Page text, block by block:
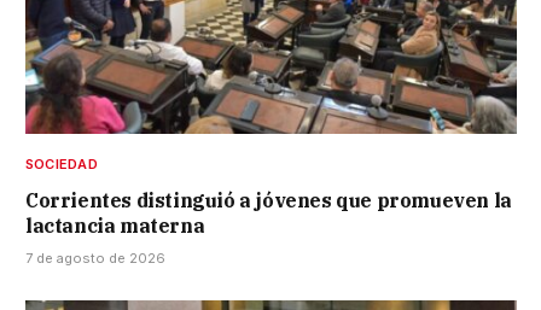
SOCIEDAD
Corrientes distinguió a jóvenes que promueven la
lactancia materna
7 de agosto de 2026